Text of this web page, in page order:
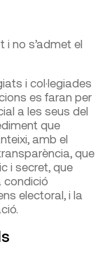
i no s’admet el
i col·legiades
es faran per
a les seus del
que
amb el
que
i secret, que
condició
electoral, i la